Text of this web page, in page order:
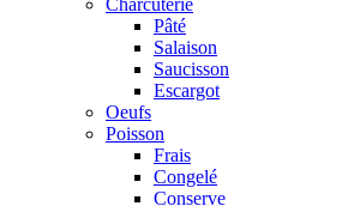
Charcuterie
Pâté
Salaison
Saucisson
Escargot
Oeufs
Poisson
Frais
Congelé
Conserve